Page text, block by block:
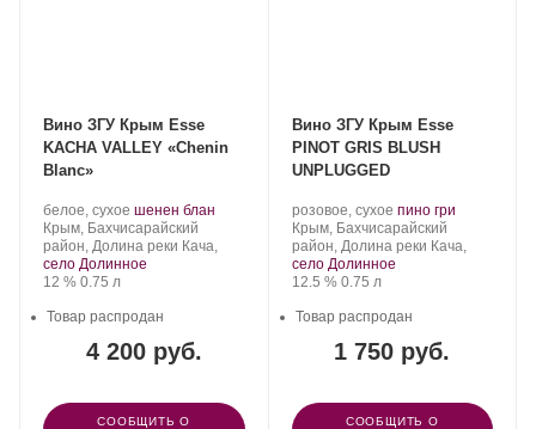
Вино ЗГУ Крым Esse
KACHA VALLEY «Chenin
Blanc»
Производитель:
Сатера/ESSE.
белое, сухое .
Сорт
винограда:
шенен блан
Регион:
Крым, Бахчисарайский
район, Долина реки Кача,
село Долинное
Крепость
12 %. Объем
0.75 л
4 200 руб.
Товар распродан
СООБЩИТЬ О
Вино ЗГУ Крым Esse
PINOT GRIS BLUSH
UNPLUGGED
Производитель:
Сатера/ESSE.
розовое, сухое .
Сорт
винограда:
пино гри.
Регион:
Крым, Бахчисарайский
район, Долина реки Кача,
село Долинное
Крепость
12.5 %. Объем
0.75 л
1 750 руб.
Товар распродан
СООБЩИТЬ О